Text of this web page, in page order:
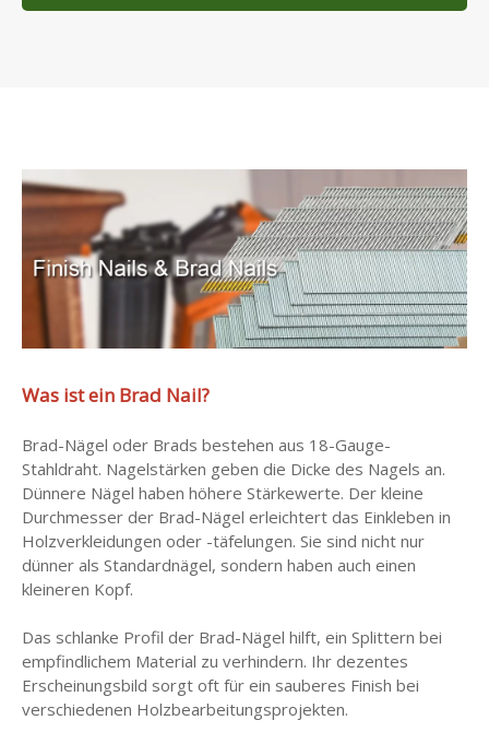
Was ist ein Brad Nail?
Brad-Nägel oder Brads bestehen aus 18-Gauge-
Stahldraht. Nagelstärken geben die Dicke des Nagels an.
Dünnere Nägel haben höhere Stärkewerte. Der kleine
Durchmesser der Brad-Nägel erleichtert das Einkleben in
Holzverkleidungen oder -täfelungen. Sie sind nicht nur
dünner als Standardnägel, sondern haben auch einen
kleineren Kopf.
Das schlanke Profil der Brad-Nägel hilft, ein Splittern bei
empfindlichem Material zu verhindern. Ihr dezentes
Erscheinungsbild sorgt oft für ein sauberes Finish bei
verschiedenen Holzbearbeitungsprojekten.